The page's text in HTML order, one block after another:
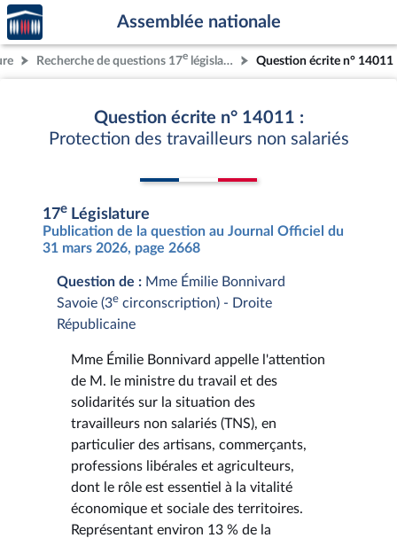
Aller au contenu
Aller en bas de la page
Accèder
à la
page
d'accueil
Assemblée nationale
Recherche de questions 17e législature Question écrite n° 14011
Question écrite n° 14011 :
Protection des travailleurs non salariés
17e Législature
Publication de la question au Journal Officiel du
31 mars 2026, page 2668
Question de : Mme Émilie Bonnivard
Savoie (3e circonscription) - Droite
Républicaine
Mme Émilie Bonnivard appelle l'attention
de M. le ministre du travail et des
solidarités sur la situation des
travailleurs non salariés (TNS), en
particulier des artisans, commerçants,
professions libérales et agriculteurs,
dont le rôle est essentiel à la vitalité
économique et sociale des territoires.
Représentant environ 13 % de la